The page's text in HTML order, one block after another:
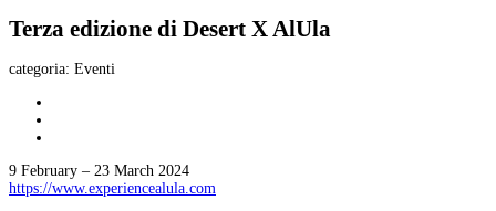
Terza edizione di Desert X AlUla
categoria: Eventi
9 February – 23 March 2024
https://www.experiencealula.com